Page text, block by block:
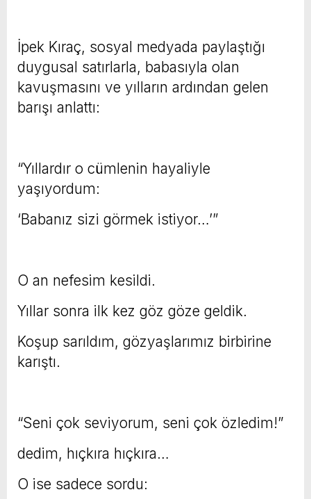
İpek Kıraç, sosyal medyada paylaştığı
duygusal satırlarla, babasıyla olan
kavuşmasını ve yılların ardından gelen
barışı anlattı:
“Yıllardır o cümlenin hayaliyle
yaşıyordum:
‘Babanız sizi görmek istiyor…’”
O an nefesim kesildi.
Yıllar sonra ilk kez göz göze geldik.
Koşup sarıldım, gözyaşlarımız birbirine
karıştı.
“Seni çok seviyorum, seni çok özledim!”
dedim, hıçkıra hıçkıra…
O ise sadece sordu: